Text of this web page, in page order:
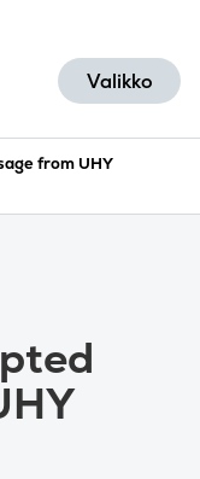
Valikko
from UHY